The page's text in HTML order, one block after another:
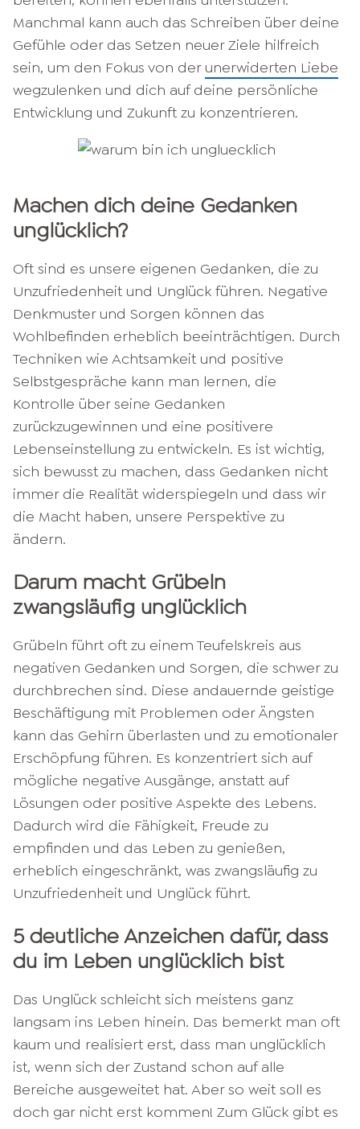
Manchmal kann auch das Schreiben über deine
Gefühle oder das Setzen neuer Ziele hilfreich
sein, um den Fokus von der unerwiderten Liebe
wegzulenken und dich auf deine persönliche
Entwicklung und Zukunft zu konzentrieren.
Machen dich deine Gedanken
unglücklich?
Oft sind es unsere eigenen Gedanken, die zu
Unzufriedenheit und Unglück führen. Negative
Denkmuster und Sorgen können das
Wohlbefinden erheblich beeinträchtigen. Durch
Techniken wie Achtsamkeit und positive
Selbstgespräche kann man lernen, die
Kontrolle über seine Gedanken
zurückzugewinnen und eine positivere
Lebenseinstellung zu entwickeln. Es ist wichtig,
sich bewusst zu machen, dass Gedanken nicht
immer die Realität widerspiegeln und dass wir
die Macht haben, unsere Perspektive zu
ändern.
Darum macht Grübeln
zwangsläufig unglücklich
Grübeln führt oft zu einem Teufelskreis aus
negativen Gedanken und Sorgen, die schwer zu
durchbrechen sind. Diese andauernde geistige
Beschäftigung mit Problemen oder Ängsten
kann das Gehirn überlasten und zu emotionaler
Erschöpfung führen. Es konzentriert sich auf
mögliche negative Ausgänge, anstatt auf
Lösungen oder positive Aspekte des Lebens.
Dadurch wird die Fähigkeit, Freude zu
empfinden und das Leben zu genießen,
erheblich eingeschränkt, was zwangsläufig zu
Unzufriedenheit und Unglück führt.
5 deutliche Anzeichen dafür, dass
du im Leben unglücklich bist
Das Unglück schleicht sich meistens ganz
langsam ins Leben hinein. Das bemerkt man oft
kaum und realisiert erst, dass man unglücklich
ist, wenn sich der Zustand schon auf alle
Bereiche ausgeweitet hat. Aber so weit soll es
doch gar nicht erst kommen! Zum Glück gibt es